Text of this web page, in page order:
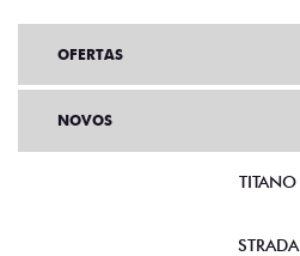
OFERTAS
NOVOS
TITANO
STRADA